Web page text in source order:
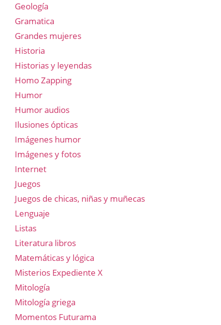
Geología
Gramatica
Grandes mujeres
Historia
Historias y leyendas
Homo Zapping
Humor
Humor audios
Ilusiones ópticas
Imágenes humor
Imágenes y fotos
Internet
Juegos
Juegos de chicas, niñas y muñecas
Lenguaje
Listas
Literatura libros
Matemáticas y lógica
Misterios Expediente X
Mitología
Mitología griega
Momentos Futurama